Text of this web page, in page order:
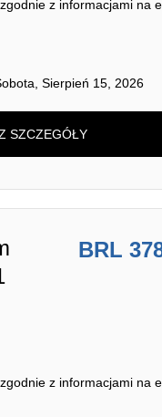
z informacjami na
Sierpień 15, 2026
SZCZEGÓŁY
BRL
z informacjami na